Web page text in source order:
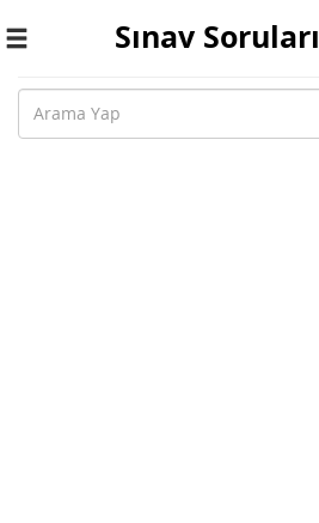
Toggle
Sınav Soruları